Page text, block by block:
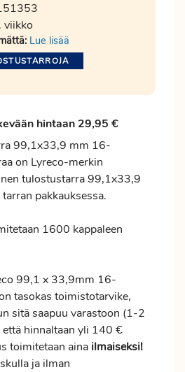
viikko
Lue lisää
hintaan 29,95 €
99,1x33,9 mm 16-
on Lyreco-merkin
tulostustarra 99,1x33,9
pakkauksessa.
1600 kappaleen
99,1 x 33,9mm 16-
tasokas toimistotarvike,
sitä saapuu varastoon (1-2
hinnaltaan yli 140 €
toimitetaan aina ilmaiseksi!
ja ilman